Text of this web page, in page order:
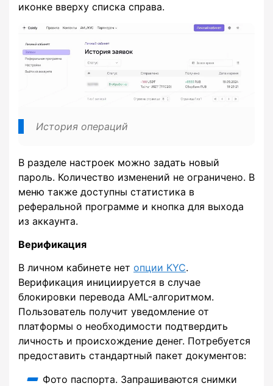
иконке вверху списка справа.
История операций
В разделе настроек можно задать новый
пароль. Количество изменений не ограничено. В
меню также доступны статистика в
реферальной программе и кнопка для выхода
из аккаунта.
Верификация
В личном кабинете нет опции KYC.
Верификация инициируется в случае
блокировки перевода AML-алгоритмом.
Пользователь получит уведомление от
платформы о необходимости подтвердить
личность и происхождение денег. Потребуется
предоставить стандартный пакет документов:
Фото паспорта. Запрашиваются снимки